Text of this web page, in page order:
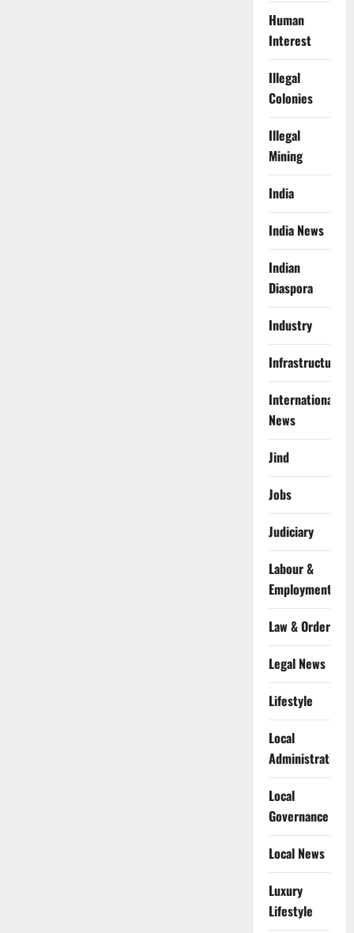
Human
Interest
Illegal
Colonies
Illegal
Mining
India
India News
Indian
Diaspora
Industry
Infrastructure
International
News
Jind
Jobs
Judiciary
Labour &
Employment
Law & Order
Legal News
Lifestyle
Local
Administration
Local
Governance
Local News
Luxury
Lifestyle